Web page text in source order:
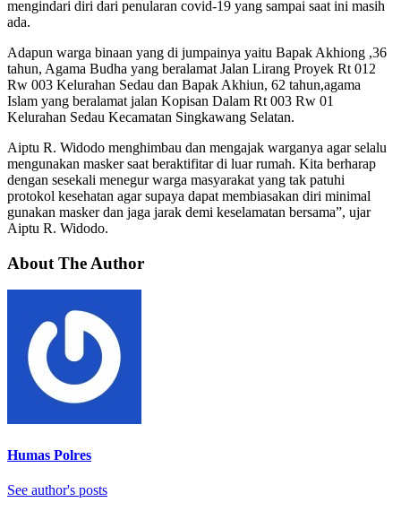
mengindari diri dari penularan covid-19 yang sampai saat ini masih
ada.
Adapun warga binaan yang di jumpainya yaitu Bapak Akhiong ,36
tahun, Agama Budha yang beralamat Jalan Lirang Proyek Rt 012
Rw 003 Kelurahan Sedau dan Bapak Akhiun, 62 tahun,agama
Islam yang beralamat jalan Kopisan Dalam Rt 003 Rw 01
Kelurahan Sedau Kecamatan Singkawang Selatan.
Aiptu R. Widodo menghimbau dan mengajak warganya agar selalu
mengunakan masker saat beraktifitar di luar rumah. Kita berharap
dengan sesekali menegur warga masyarakat yang tak patuhi
protokol kesehatan agar supaya dapat membiasakan diri minimal
gunakan masker dan jaga jarak demi keselamatan bersama”, ujar
Aiptu R. Widodo.
About The Author
Humas Polres
See author's posts